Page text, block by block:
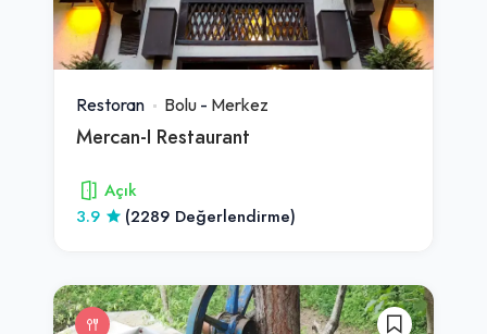
Restoran Bolu - Merkez
Mercan-I Restaurant
Açık
3.9
(2289 Değerlendirme)